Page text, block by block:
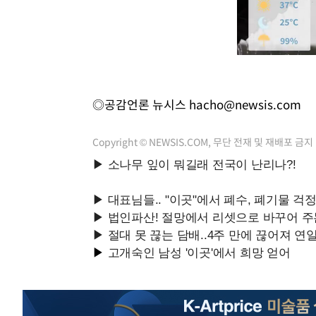
◎공감언론 뉴시스 hacho@newsis.com
Copyright © NEWSIS.COM, 무단 전재 및 재배포 금지